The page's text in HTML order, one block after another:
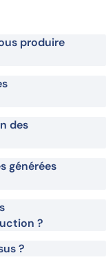
produire
des
générées
?
?